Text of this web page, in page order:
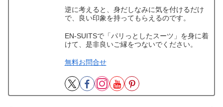
逆に考えると、身だしなみに気を付けるだけ
で、良い印象を持ってもらえるのです。
EN-SUITSで「パリっとしたスーツ」を身に着
けて、是非良いご縁をつないでください。
無料お問合せ